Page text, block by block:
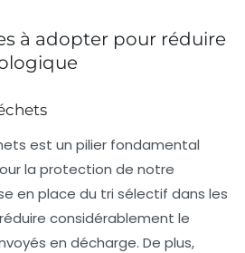
à adopter pour réduire
est un pilier fondamental
la protection de notre
en place du tri sélectif dans les
considérablement le
en décharge. De plus,